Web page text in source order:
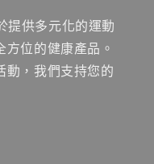
供多元化的運動
位的健康產品。
動，我們支持您的